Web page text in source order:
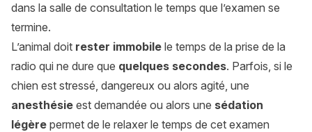
dans la salle de consultation le temps que l’examen se
termine.
L’animal doit rester immobile le temps de la prise de la
radio qui ne dure que quelques secondes. Parfois, si le
chien est stressé, dangereux ou alors agité, une
anesthésie est demandée ou alors une sédation
légère permet de le relaxer le temps de cet examen